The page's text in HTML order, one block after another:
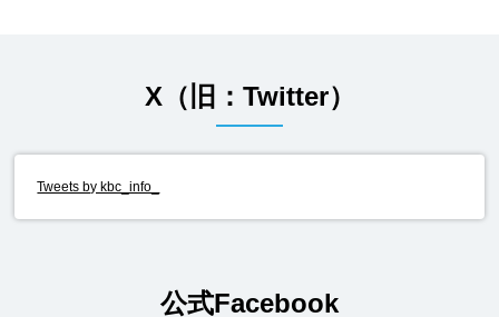
X（旧：Twitter）
Tweets by kbc_info_
公式Facebook